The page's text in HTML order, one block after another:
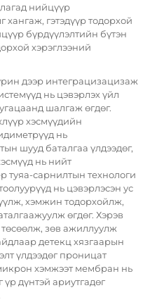
нийцүүр
хангаж, гэтэдүүр тодорхой
бүрдүүлэлтийн бүтэн
хэрэглээний
дээр интеграцизацизаж
нь цэвэрлэх үйл
шалгаж өгдөг.
хэсмүүдийн
нь
шууд баталгаа үлдээдөг,
нь нийт
туяа-сарнилтын технологи
нь цэвэрлэсэн ус
хэмжин тодорхойлж,
өгдөг. Хэрэв
зөв ажиллуулж
детекц хязгаарын
үлдээдөг проницат
хэмжээт мембран нь
дүнтэй ариутгадөг